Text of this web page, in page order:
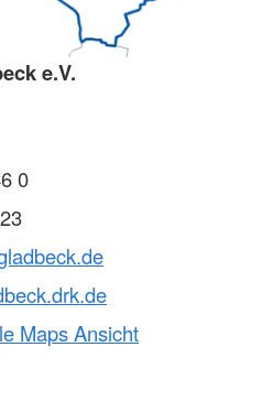
e.V.
0
Maps Ansicht